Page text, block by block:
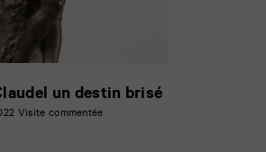
un destin brisé
Visite commentée